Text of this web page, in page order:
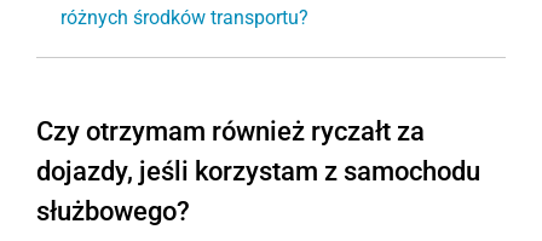
różnych środków transportu?
Czy otrzymam również ryczałt za
dojazdy, jeśli korzystam z samochodu
służbowego?